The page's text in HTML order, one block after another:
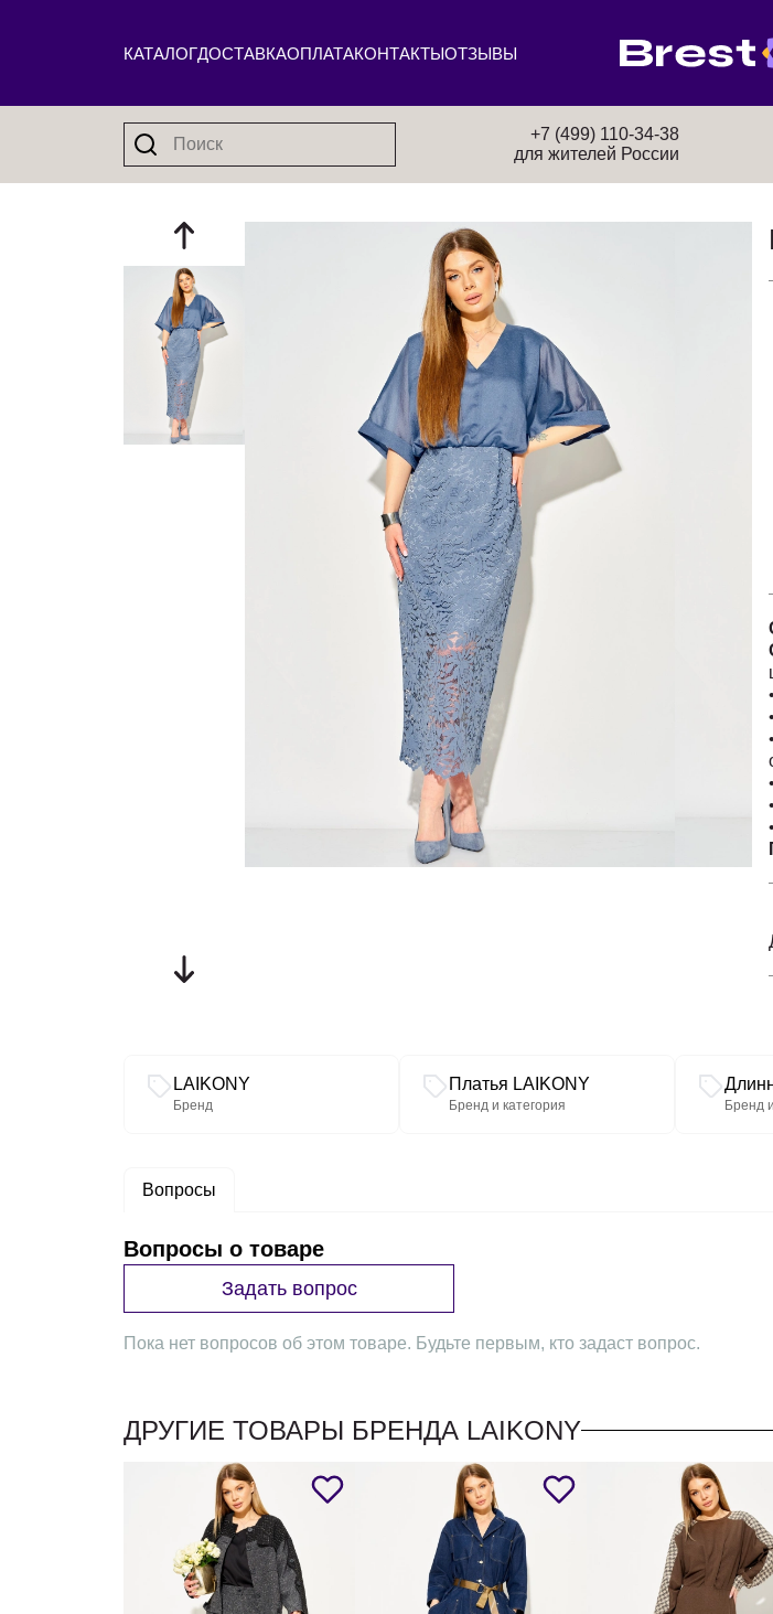
КАТАЛОГДОСТАВКАОПЛАТАКОНТАКТЫОТЗЫВЫ
+7 (499) 110-34-38
для жителей России
LAIKONY
Бренд
Платья LAIKONY
Бренд и категория Бренд
Вопросы
Вопросы о товаре
Задать вопрос
Пока нет вопросов об этом товаре. Будьте первым, кто задаст вопрос.
ДРУГИЕ ТОВАРЫ БРЕНДА LAIKONY